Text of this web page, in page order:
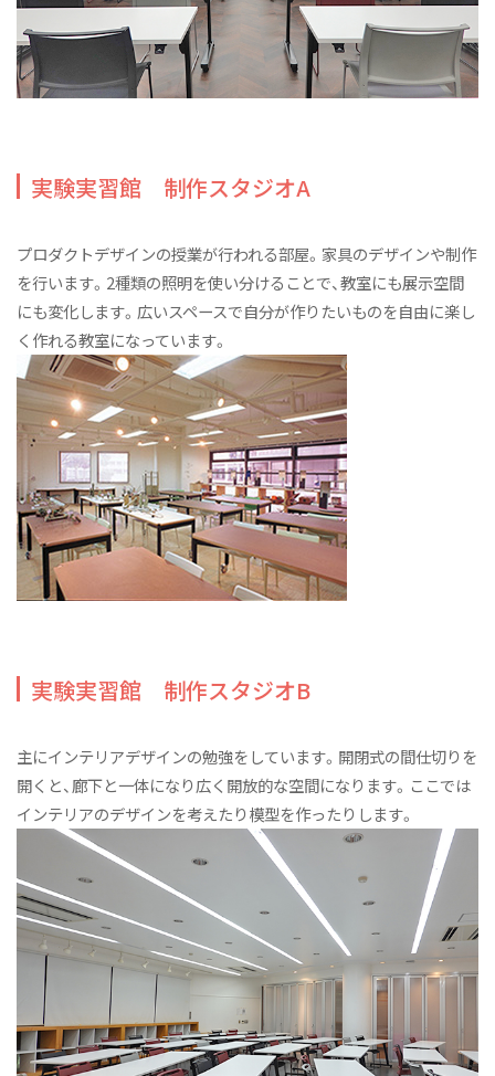
実験実習館 制作スタジオA
プロダクトデザインの授業が行われる部屋。家具のデザインや制作
を行います。2種類の照明を使い分けることで、教室にも展示空間
にも変化します。広いスペースで自分が作りたいものを自由に楽し
く作れる教室になっています。
実験実習館 制作スタジオB
主にインテリアデザインの勉強をしています。開閉式の間仕切りを
開くと、廊下と一体になり広く開放的な空間になります。ここでは
インテリアのデザインを考えたり模型を作ったりします。